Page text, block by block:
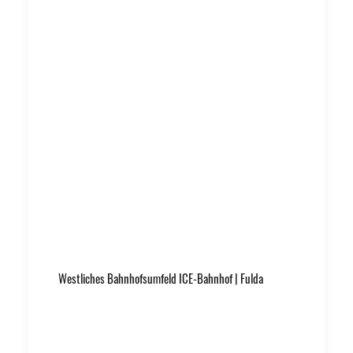
Westliches Bahnhofsumfeld ICE-Bahnhof | Fulda